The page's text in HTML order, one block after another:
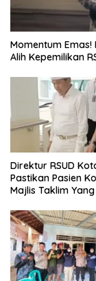
Momentum
Alih Kepemilikan
Direktur RSUD
Pastikan Pasien
Majlis Taklim
Perawatan